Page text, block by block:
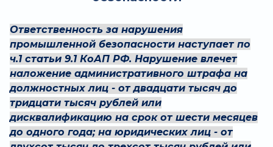
Ответственность за нарушения
промышленной безопасности наступает по
ч.1 статьи 9.1 КоАП РФ. Нарушение влечет
наложение административного штрафа на
должностных лиц - от двадцати тысяч до
тридцати тысяч рублей или
дисквалификацию на срок от шести месяцев
до одного года; на юридических лиц - от